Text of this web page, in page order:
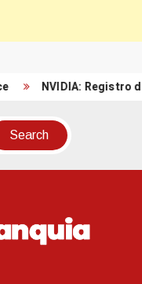
NVIDIA: Registro de